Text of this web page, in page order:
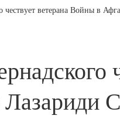
ветерана Войны в